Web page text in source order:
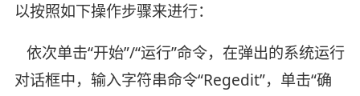
以按照如下操作步骤来进行：
依次单击“开始”/“运行”命令，在弹出的系统运行
对话框中，输入字符串命令“Regedit”，单击“确